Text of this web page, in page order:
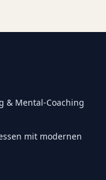
& Mental-Coaching
mit modernen